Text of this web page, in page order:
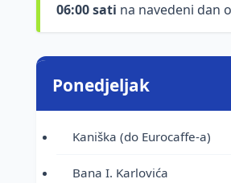
06:00 sati na navedeni dan
Ponedjeljak
Kaniška (do Eurocaffe-a)
Bana I. Karlovića